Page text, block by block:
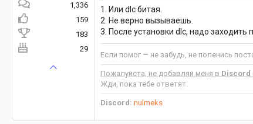
1,336
159
183
29
И далее пытаюсь запустить сервер. В
попытке спавна Доджа у меня
1. Или dlc битая.
2. Не верно вызываешь.
3. После установки dlc, надо заходить
Если помог — не забудь, не поленись
Пожалуйста, не добавляй меня в Discord
Жди, пока тебе ответят.
Discord: nulmeks